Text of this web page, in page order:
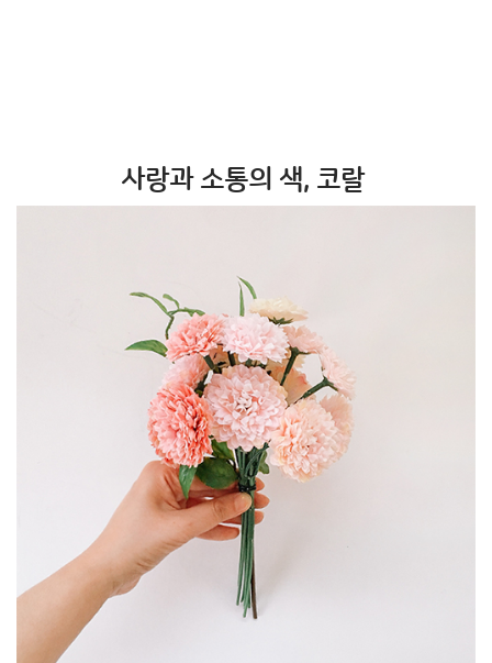
사랑과 소통의 색, 코랄